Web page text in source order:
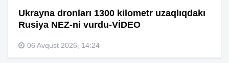
Ukrayna dronları 1300 kilometr uzaqlıqdakı
Rusiya NEZ-ni vurdu-VİDEO
06 Avqust 2026, 14:24